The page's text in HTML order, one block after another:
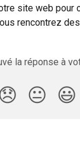
site web pour
rencontrez
la réponse à
😐 😃